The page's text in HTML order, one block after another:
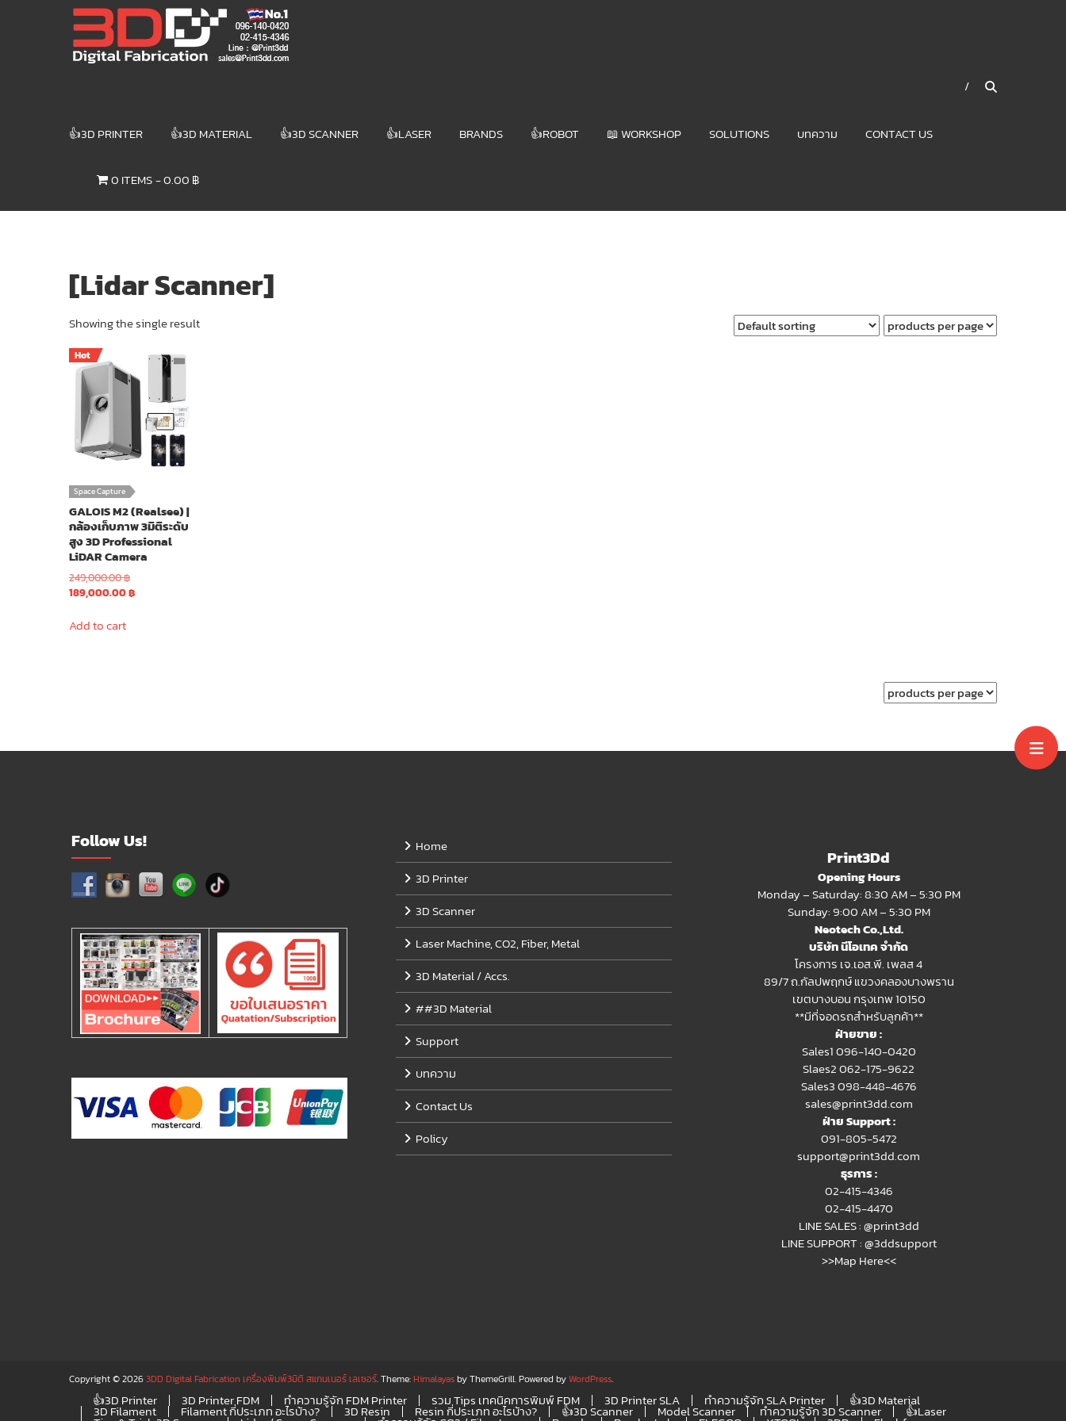
3DD DIGITAL
FABRICATION
3D Printer |
👍3D PRINTER 👍3D MATERIAL 👍3D SCANNER 👍LASER BRANDS 👍ROBOT 📖 WORKSHOP SOLUTIONS บทความ CONTACT US
0 ITEMS 0.00 ฿
[Lidar Scanner]
Showing the single result
Hot
Space Capture
GALOIS M2 (Realsee) |
กล้องเก็บภาพ 3มิติระดับ
สูง 3D Professional
LiDAR Camera
249,000.00฿Original
price
189,000.00฿Current
Add to cart
Follow Us!
Home
3D Printer
3D Scanner
Laser Machine, CO2, Fiber, Metal
3D Material / Accs.
##3D Material
Support
บทความ
Contact Us
Policy
Print3Dd
Opening Hours
Monday – Saturday: 8:30 AM – 5:30 PM
Sunday: 9:00 AM – 5:30 PM
Neotech Co.,Ltd.
บริษัท นีโอเทค จำกัด
โครงการ เจ.เอส.พี. เพลส 4
89/7 ถ.กัลปพฤกษ์ แขวงคลองบางพราน
เขตบางบอน กรุงเทพ 10150
**มีที่จอดรถสำหรับลูกค้า**
ฝ่ายขาย :
Sales1 096-140-0420
Slaes2062-175-9622
Sales3 098-448-4676
sales@print3dd.com
ฝ่าย Support :
091-805-5472
support@print3dd.com
ธุรการ :
02-415-4346
02-415-4470
LINE SALES :@print3dd
LINE SUPPORT :@3ddsupport
>>Map Here<<
Copyright © 20263DD Digital Fabrication เครื่องพิมพ์3มิติ สแกนเนอร์ เลเซอร์. Theme:Himalayasby ThemeGrill. Powered byWordPress.
👍3D Printer 3D Printer FDM ทำความรู้จัก FDM Printer รวม Tips เทคนิคการพิมพ์ FDM 3D Printer SLA ทำความรู้จัก SLA Printer 👍3D Material
3D Filament Filament กี่ประเภท อะไรบ้าง? 3D Resin Resin กี่ประเภท อะไรบ้าง? 👍3D Scanner Model Scanner ทำความรู้จัก 3D Scanner 👍Laser